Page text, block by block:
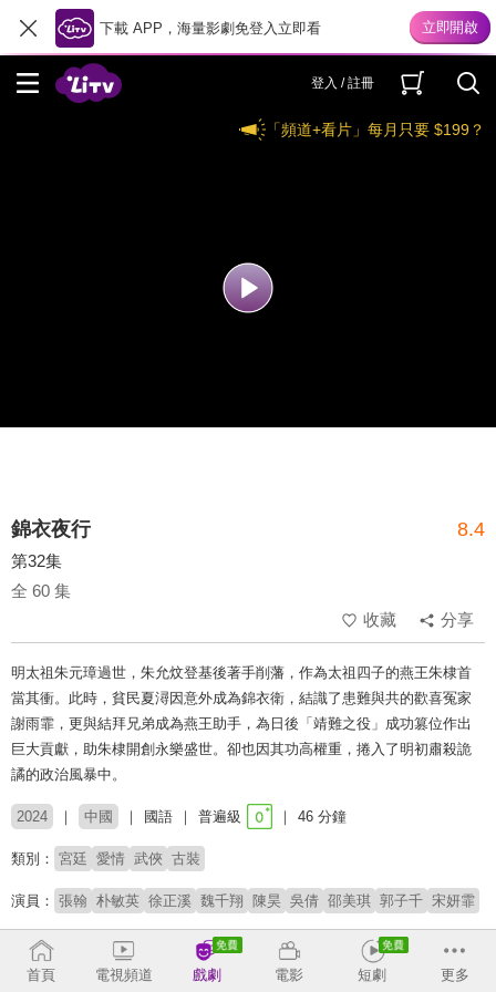
下載 APP，海量影劇免登入立即看
登入 / 註冊
「頻道+看片」每月只要 $199？
錦衣夜行 8.4
第32集
全 60 集
收藏
分享
明太祖朱元璋過世，朱允炆登基後著手削藩，作為太祖四子的燕王朱棣首
當其衝。此時，貧民夏潯因意外成為錦衣衛，結識了患難與共的歡喜冤家
謝雨霏，更與結拜兄弟成為燕王助手，為日後「靖難之役」成功篡位作出
巨大貢獻，助朱棣開創永樂盛世。卻也因其功高權重，捲入了明初肅殺詭
譎的政治風暴中。
2024 中國 國語 普遍級 46 分鐘
類別： 宮廷 愛情 武俠 古裝
演員： 張翰 朴敏英 徐正溪 魏千翔 陳昊 吳倩 邵美琪 郭子千 宋妍霏
收回
首頁
電視頻道 戲劇 電影 短劇 更多